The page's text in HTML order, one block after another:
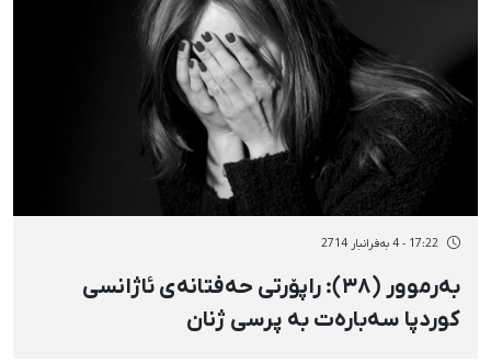
17:22 - 4 بەفرانبار 2714
بەرموور (٣٨): راپۆرتی حەفتانەی ئاژانسی
کوردپا سەبارەت بە پرسی ژنان